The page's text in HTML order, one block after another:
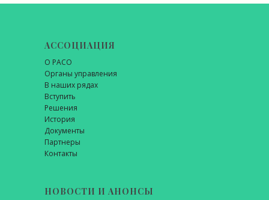
АССОЦИАЦИЯ
О РАСО
Органы управления
В наших рядах
Вступить
Решения
История
Документы
Партнеры
Контакты
НОВОСТИ И АНОНСЫ